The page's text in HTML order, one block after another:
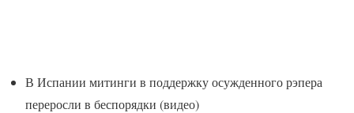
В Испании митинги в поддержку осужденного рэпера
переросли в беспорядки (видео)